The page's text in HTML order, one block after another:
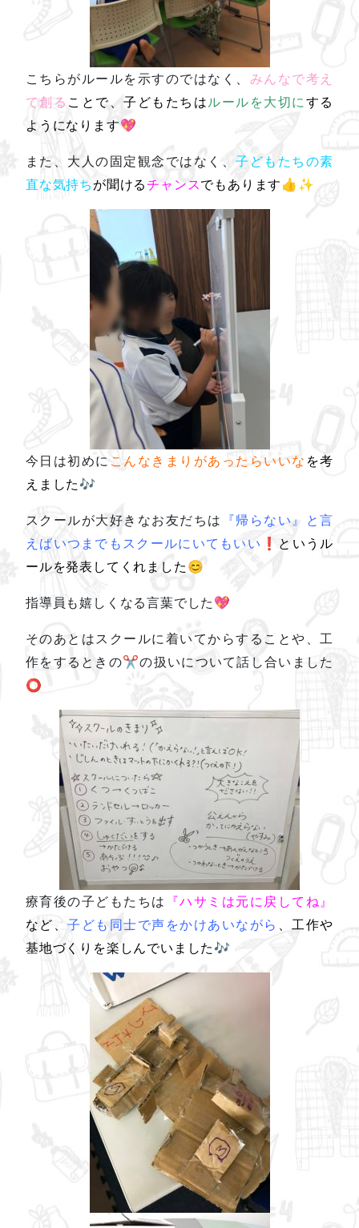
こちらがルールを示すのではなく、 みんなで考え
て創る ことで、子どもたちはルールを大切にする
ようになります💖
また、大人の固定観念ではなく、子どもたちの素
直な気持ちが聞けるチャンスでもあります👍✨
今日は初めに こんなきまりがあったらいいな を考
えました🎶
スクールが大好きなお友だちは 『帰らない』と言
えばいつまでもスクールにいてもいい❗ というル
ールを発表してくれました😊
指導員も嬉しくなる言葉でした💖
そのあとはスクールに着いてからすることや、工
作をするときの✂の扱いについて話し合いました
⭕
療育後の子どもたちは 『ハサミは元に戻してね』
など、子ども同士で声をかけあいながら 、工作や
基地づくりを楽しんでいました 🎶